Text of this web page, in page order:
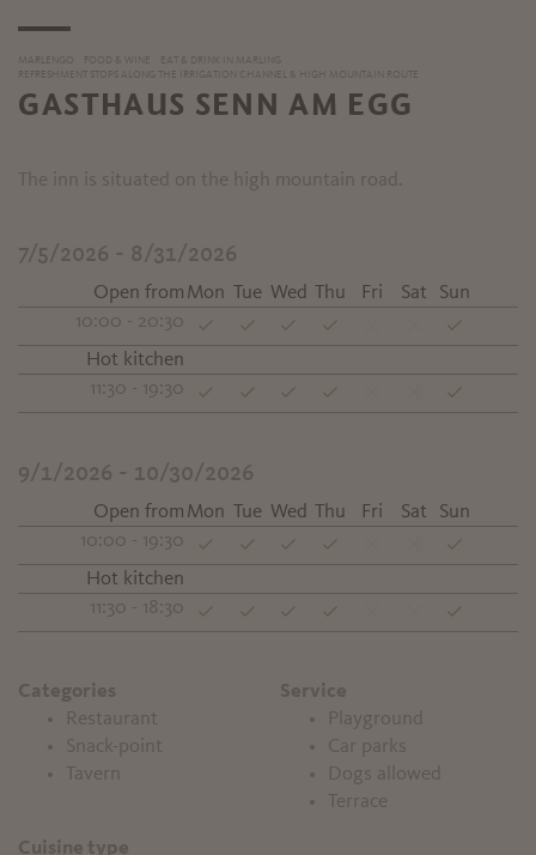
MARLENGO FOOD & WINE
EAT & DRINK IN MARLING
REFRESHMENT STOPS ALONG THE IRRIGATION CHANNEL & HIGH MOUNTAIN ROUTE
GASTHAUS SENN AM EGG
The inn is situated on the high mountain road.
7/5/2026 - 8/31/2026
Open from Mon Tue Wed Thu Fri Sat
Sun
10:00 - 20:30
Hot kitchen
11:30 - 19:30
9/1/2026 - 10/30/2026
Open from Mon Tue Wed Thu Fri Sat
Sun
10:00 - 19:30
Hot kitchen
11:30 - 18:30
Categories
Restaurant
Snack-point
Tavern
Service
Playground
Car parks
Dogs allowed
Terrace
Cuisine type